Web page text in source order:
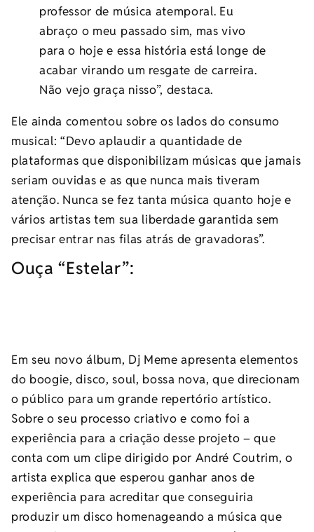
professor de música atemporal. Eu
abraço o meu passado sim, mas vivo
para o hoje e essa história está longe de
acabar virando um resgate de carreira.
Não vejo graça nisso”, destaca.
Ele ainda comentou sobre os lados do consumo
musical: “Devo aplaudir a quantidade de
plataformas que disponibilizam músicas que jamais
seriam ouvidas e as que nunca mais tiveram
atenção. Nunca se fez tanta música quanto hoje e
vários artistas tem sua liberdade garantida sem
precisar entrar nas filas atrás de gravadoras”.
Ouça “Estelar”:
Em seu novo álbum, Dj Meme apresenta elementos
do boogie, disco, soul, bossa nova, que direcionam
o público para um grande repertório artístico.
Sobre o seu processo criativo e como foi a
experiência para a criação desse projeto – que
conta com um clipe dirigido por André Coutrim, o
artista explica que esperou ganhar anos de
experiência para acreditar que conseguiria
produzir um disco homenageando a música que